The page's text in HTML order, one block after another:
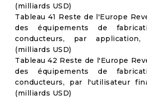
(milliards USD)
Tableau 41 Reste de l'Europe
des équipements de
conducteurs, par
(milliards USD)
Tableau 42 Reste de l'Europe
des équipements de
conducteurs, par l'utilisateur
(milliards USD)